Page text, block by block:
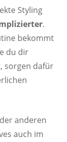
Styling
.
bekommt
du dir
sorgen dafür
anderen
auch im